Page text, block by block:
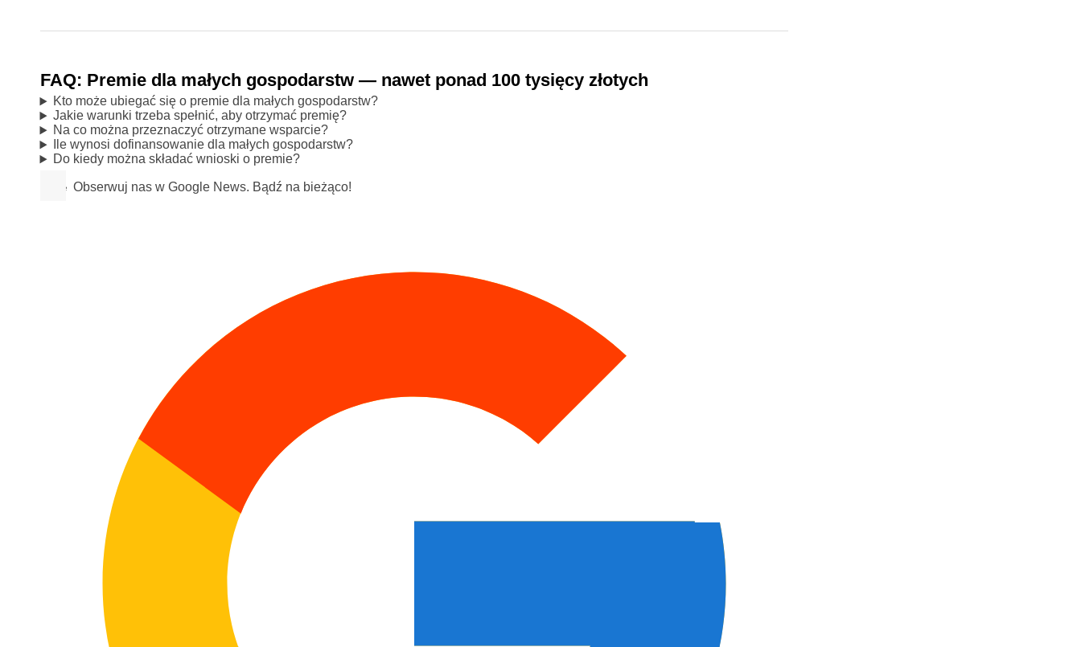
FAQ: Premie dla małych gospodarstw — nawet ponad 100 tysięcy złotych
Kto może ubiegać się o premie dla małych gospodarstw?
Jakie warunki trzeba spełnić, aby otrzymać premię?
Na co można przeznaczyć otrzymane wsparcie?
Ile wynosi dofinansowanie dla małych gospodarstw?
Do kiedy można składać wnioski o premie?
Obserwuj nas w Google News. Bądź na bieżąco!